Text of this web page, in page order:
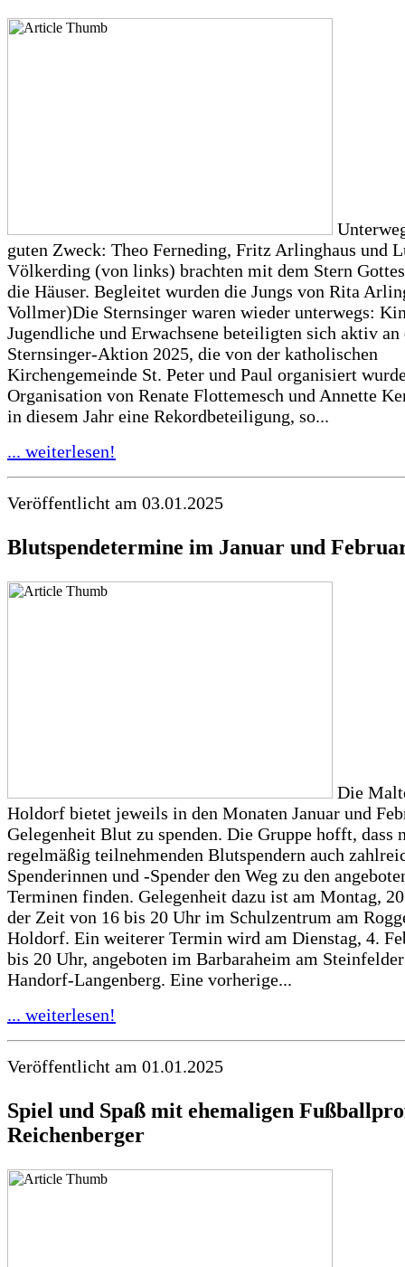
guten Zweck: Theo Ferneding, Fritz Arlinghaus und
Völkerding (von links) brachten mit dem Stern
die Häuser. Begleitet wurden die Jungs von Rita
Vollmer)Die Sternsinger waren wieder unterwegs:
Jugendliche und Erwachsene beteiligten sich aktiv an
Sternsinger-Aktion 2025, die von der katholischen
Kirchengemeinde St. Peter und Paul organisiert
Organisation von Renate Flottemesch und Annette
in diesem Jahr eine Rekordbeteiligung, so...
... weiterlesen!
Veröffentlicht am 03.01.2025
Blutspendetermine im Januar und
Die
Holdorf bietet jeweils in den Monaten Januar und
Gelegenheit Blut zu spenden. Die Gruppe hofft, dass
regelmäßig teilnehmenden Blutspendern auch
Spenderinnen und -Spender den Weg zu den
Terminen finden. Gelegenheit dazu ist am Montag,
der Zeit von 16 bis 20 Uhr im Schulzentrum am
Holdorf. Ein weiterer Termin wird am Dienstag, 4.
bis 20 Uhr, angeboten im Barbaraheim am
Handorf-Langenberg. Eine vorherige...
... weiterlesen!
Veröffentlicht am 01.01.2025
Spiel und Spaß mit ehemaligen
Reichenberger